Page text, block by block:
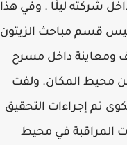
من داخل شركته ليلًا . وفي هذا
قسم مباحث الزيتون
ومعاينة داخل مسرح
محيط المكان. ولفت
تم إجراءات التحقيق
المراقبة في محيط